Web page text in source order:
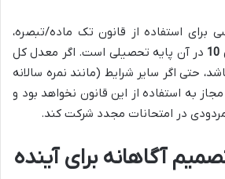
برای استفاده از قانون تک ماده/تبصره،
در آن پایه تحصیلی است. اگر معدل کل
آموز کمتر از 10 باشد، حتی اگر سایر شرایط (مانند نمره سالانه
مجاز به استفاده از این قانون نخواهد بود و
در امتحانات مجدد شرکت کند.
آگاهانه برای آینده